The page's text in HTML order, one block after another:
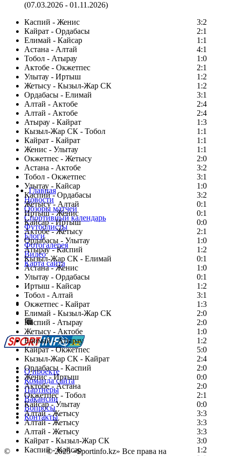
(07.03.2026 - 01.11.2026)
Каспий - Женис
3:2
Кайрат - Ордабасы
2:1
Елимай - Кайсар
1:1
Астана - Алтай
4:1
Тобол - Атырау
1:0
Актобе - Окжетпес
2:1
Улытау - Иртыш
1:2
Жетысу - Кызыл-Жар СК
1:2
Ордабасы - Елимай
3:1
Алтай - Актобе
2:4
Алтай - Актобе
2:4
Атырау - Кайрат
1:3
Кызыл-Жар СК - Тобол
1:1
Кайрат - Кайрат
1:1
Женис - Улытау
1:1
Окжетпес - Жетысу
2:0
Астана - Актобе
3:2
Тобол - Окжетпес
3:1
Улытау - Кайсар
1:0
Каспий - Ордабасы
3:2
Жетысу - Алтай
0:1
Иртыш - Женис
0:1
Кайсар - Иртыш
0:0
Актобе - Жетысу
2:1
Ордабасы - Улытау
1:0
Атырау - Каспий
1:2
Кызыл-Жар СК - Елимай
0:1
Астана - Женис
1:0
Улытау - Ордабасы
0:1
Иртыш - Кайсар
1:2
Тобол - Алтай
3:1
Окжетпес - Кайрат
1:3
Елимай - Кызыл-Жар СК
2:0
Каспий - Атырау
2:0
Жетысу - Актобе
1:0
Елимай - Атырау
1:2
Кайрат - Окжетпес
5:0
Кызыл-Жар СК - Кайрат
2:4
Ордабасы - Каспий
2:0
Женис - Иртыш
0:0
Актобе - Астана
2:0
Окжетпес - Тобол
2:1
Кайсар - Улытау
0:0
Алтай - Жетысу
3:3
Алтай - Жетысу
3:3
Алтай - Жетысу
3:3
Кайрат - Кызыл-Жар СК
3:0
Каспий - Кайсар
1:2
Главная
Новости
Обзоры матчей
Спортивный календарь
Футболисты
Блоги
Фотогалерея
Видео
Карта сайта
Есть идея?
Сообщить о мероприятии
Перейти на старый сайт
О проекте
Команда сайта
Партнеры
Вакансии
Вопросы
Контакты
© Copyright© 2025 «Sportinfo.kz» Все права на